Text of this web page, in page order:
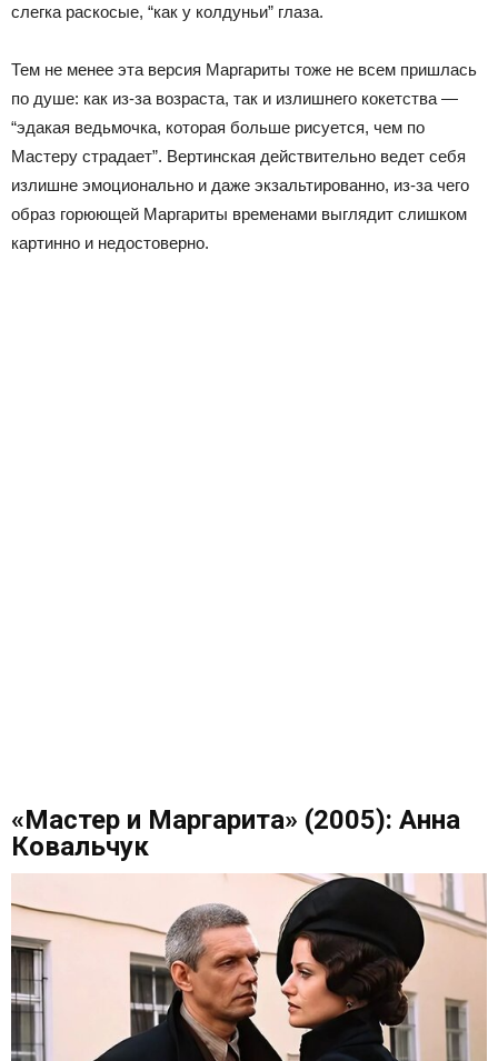
слегка раскосые, “как у колдуньи” глаза.
Тем не менее эта версия Маргариты тоже не всем пришлась
по душе: как из-за возраста, так и излишнего кокетства —
“эдакая ведьмочка, которая больше рисуется, чем по
Мастеру страдает”. Вертинская действительно ведет себя
излишне эмоционально и даже экзальтированно, из-за чего
образ горюющей Маргариты временами выглядит слишком
картинно и недостоверно.
«Мастер и Маргарита» (2005): Анна
Ковальчук